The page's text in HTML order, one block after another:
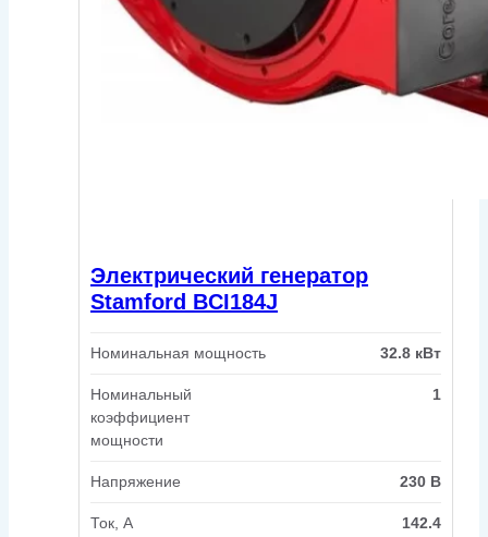
Электрический генератор
Stamford BCI184J
Номинальная мощность 32.8 кВт
Номинальный
коэффициент
мощности
1
Напряжение 230 В
Ток, А 142.4